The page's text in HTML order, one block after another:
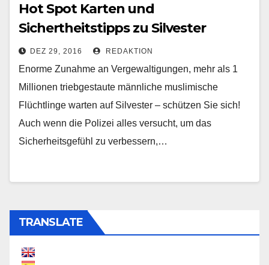
Hot Spot Karten und
Sichertheitstipps zu Silvester
DEZ 29, 2016 REDAKTION
Enorme Zunahme an Vergewaltigungen, mehr als 1
Millionen triebgestaute männliche muslimische
Flüchtlinge warten auf Silvester – schützen Sie sich!
Auch wenn die Polizei alles versucht, um das
Sicherheitsgefühl zu verbessern,…
TRANSLATE